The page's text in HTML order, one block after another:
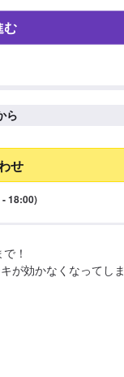
む
ら
せ
18:00)
！
が効かなくなってし